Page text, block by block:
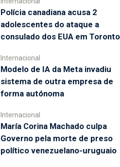
Polícia canadiana acusa 2
adolescentes do ataque a
consulado dos EUA em Toronto
Internacional
Modelo de IA da Meta invadiu
sistema de outra empresa de
forma autónoma
Internacional
María Corina Machado culpa
Governo pela morte de preso
político venezuelano-uruguaio